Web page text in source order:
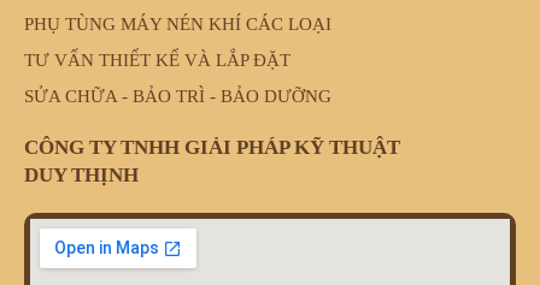
PHỤ TÙNG MÁY NÉN KHÍ CÁC LOẠI
TƯ VẤN THIẾT KẾ VÀ LẮP ĐẶT
SỬA CHỮA - BẢO TRÌ - BẢO DƯỠNG
CÔNG TY TNHH GIẢI PHÁP KỸ THUẬT
DUY THỊNH